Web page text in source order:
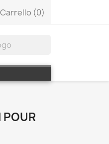
Carrello (0)